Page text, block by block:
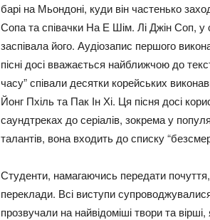
барі на Мьондоні, куди він частенько
Сопа та співачки На Е Шім. Лі Джін Соп,
заспівала його. Аудіозапис першого
пісні досі вважається найближчою до
часу” співали десятки корейських
Йонг Пхіль та Пак Ін Хі. Ця пісня досі
саундтреках до серіалів, зокрема у
талантів, вона входить до списку
Студенти, намагаючись передати почуття,
переклади. Всі виступи
прозвучали на найвідоміші твори та вірші,